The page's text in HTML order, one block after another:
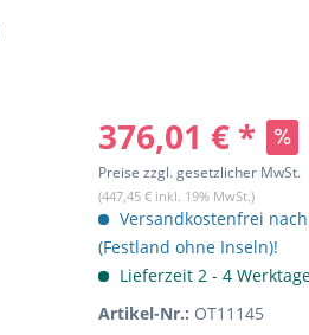
376,01 € *
Preise zzgl. gesetzlicher MwSt.
(447,45 € inkl. 19% MwSt.)
Versandkostenfrei
(Festland ohne Inseln)!
Lieferzeit 2 - 4
Artikel-Nr.: OT11145